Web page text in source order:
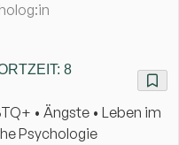
8
• Ängste • Leben im
Psychologie